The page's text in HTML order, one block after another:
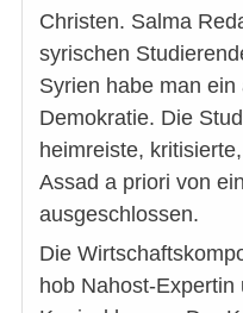
Christen. Salma
syrischen
Syrien habe man
Demokratie. Die
heimreiste,
Assad a priori von
ausgeschlossen.
Die
hob Nahost-